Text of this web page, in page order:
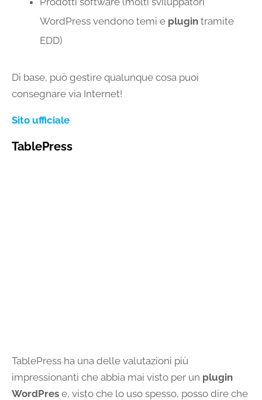
WordPress vendono temi e plugin tramite
EDD)
Di base, può gestire qualunque cosa puoi
consegnare via Internet!
Sito ufficiale
TablePress
TablePress ha una delle valutazioni più
impressionanti che abbia mai visto per un plugin
WordPres e, visto che lo uso spesso, posso dire che